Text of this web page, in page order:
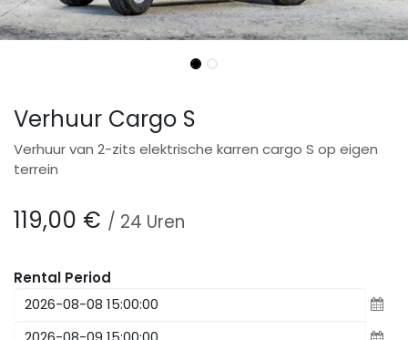
Verhuur Cargo S
Verhuur van 2-zits elektrische karren cargo S op eigen
terrein
119,00 € / 24 Uren
Rental Period